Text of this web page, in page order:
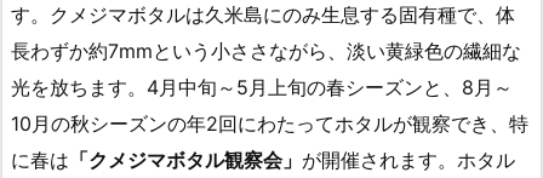
す。クメジマボタルは久米島にのみ生息する固有種で、体
長わずか約7mmという小ささながら、淡い黄緑色の繊細な
光を放ちます。4月中旬～5月上旬の春シーズンと、8月～
10月の秋シーズンの年2回にわたってホタルが観察でき、特
に春は 「クメジマボタル観察会」 が開催されます。ホタル